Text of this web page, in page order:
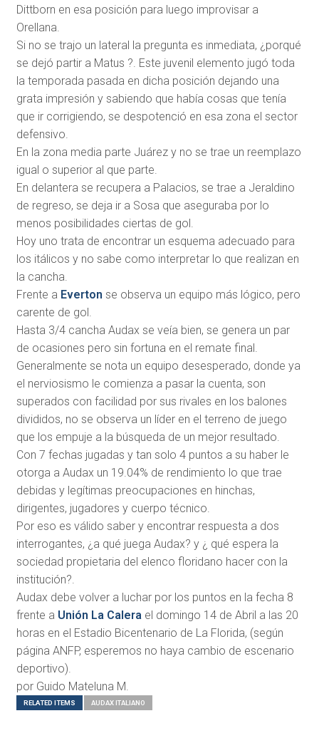
Dittborn en esa posición para luego improvisar a
Orellana.
Si no se trajo un lateral la pregunta es inmediata, ¿porqué
se dejó partir a Matus ?. Este juvenil elemento jugó toda
la temporada pasada en dicha posición dejando una
grata impresión y sabiendo que había cosas que tenía
que ir corrigiendo, se despotenció en esa zona el sector
defensivo.
En la zona media parte Juárez y no se trae un reemplazo
igual o superior al que parte.
En delantera se recupera a Palacios, se trae a Jeraldino
de regreso, se deja ir a Sosa que aseguraba por lo
menos posibilidades ciertas de gol.
Hoy uno trata de encontrar un esquema adecuado para
los itálicos y no sabe como interpretar lo que realizan en
la cancha.
Frente a Everton se observa un equipo más lógico, pero
carente de gol.
Hasta 3/4 cancha Audax se veía bien, se genera un par
de ocasiones pero sin fortuna en el remate final.
Generalmente se nota un equipo desesperado, donde ya
el nerviosismo le comienza a pasar la cuenta, son
superados con facilidad por sus rivales en los balones
divididos, no se observa un líder en el terreno de juego
que los empuje a la búsqueda de un mejor resultado.
Con 7 fechas jugadas y tan solo 4 puntos a su haber le
otorga a Audax un 19.04% de rendimiento lo que trae
debidas y legítimas preocupaciones en hinchas,
dirigentes, jugadores y cuerpo técnico.
Por eso es válido saber y encontrar respuesta a dos
interrogantes, ¿a qué juega Audax? y ¿ qué espera la
sociedad propietaria del elenco floridano hacer con la
institución?.
Audax debe volver a luchar por los puntos en la fecha 8
frente a Unión La Calerael domingo 14 de Abril a las 20
horas en el Estadio Bicentenario de La Florida, (según
página ANFP, esperemos no haya cambio de escenario
deportivo).
por Guido Mateluna M.
RELATED ITEMS AUDAX ITALIANO